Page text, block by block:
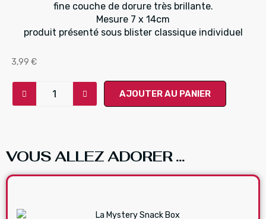
fine couche de dorure très brillante.
Mesure 7 x 14cm
produit présenté sous blister classique individuel
3,99 €
AJOUTER AU PANIER
VOUS ALLEZ ADORER ...